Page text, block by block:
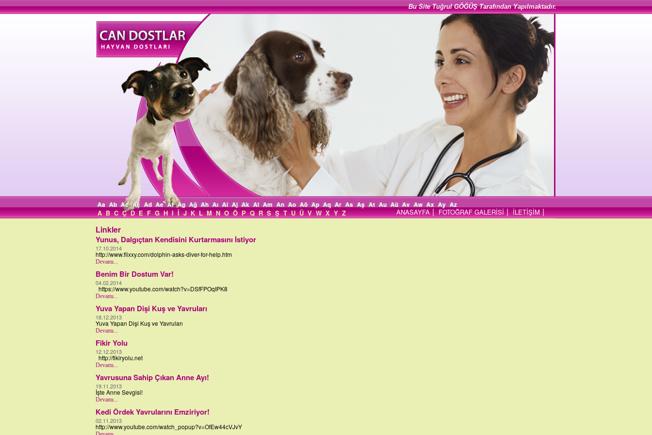
Bu Site Tuğrul GÖĞÜŞ Tarafından Yapılmaktadır.
Aa Ab Ac Aç Ad Ae Af Ag Ağ Ah Aı Ai Aj Ak Al Am An Ao Aö Ap Aq Ar As Aş At Au Aü Av Aw Ax Ay Az
A B C Ç D E F G H I İ J K L M N O Ö P Q R S Ş T U Ü V W X Y Z ANASAYFA | FOTOĞRAF GALERİSİ | İLETİŞİM |
Linkler
Yunus, Dalgıçtan Kendisini Kurtarmasını İstiyor
17.10.2014
http://www.flixxy.com/dolphin-asks-diver-for-help.htm
Devamı...
Benim Bir Dostum Var!
04.02.2014
https://www.youtube.com/watch?v=DSfFPOqIPK8
Devamı...
Yuva Yapan Dişi Kuş ve Yavruları
18.12.2013
Yuva Yapan Dişi Kuş ve Yavruları
Devamı...
Fikir Yolu
12.12.2013
http://fikiryolu.net
Devamı...
Yavrusuna Sahip Çıkan Anne Ayı!
19.11.2013
İşte Anne Sevgisi!
Devamı...
Kedi Ördek Yavrularını Emziriyor!
02.11.2013
http://www.youtube.com/watch_popup?v=OfEw44cVJvY